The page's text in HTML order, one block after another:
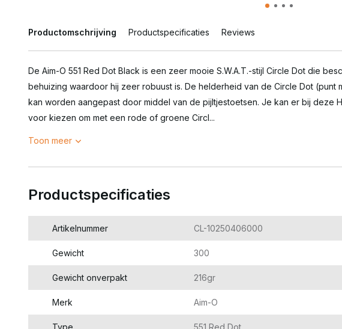
Productomschrijving Productspecificaties Reviews
De Aim-O 551 Red Dot Black is een zeer mooie S.W.A.T.-stijl Circle Dot die
behuizing waardoor hij zeer robuust is. De helderheid van de Circle Dot (punt
kan worden aangepast door middel van de pijltjestoetsen. Je kan er bij deze
voor kiezen om met een rode of groene Circl...
Toon meer
Productspecificaties
Artikelnummer CL-10250406000
Gewicht 300
Gewicht onverpakt 216gr
Merk Aim-O
Type 551 Red Dot